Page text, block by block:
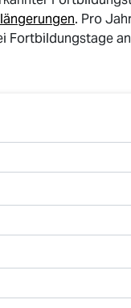
. Pro
Fortbildungstage